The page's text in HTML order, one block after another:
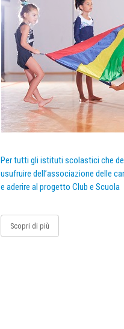
Per tutti gli istituti scolastici che
usufruire dell’associazione delle
e aderire al progetto Club e Scuola
Scopri di più